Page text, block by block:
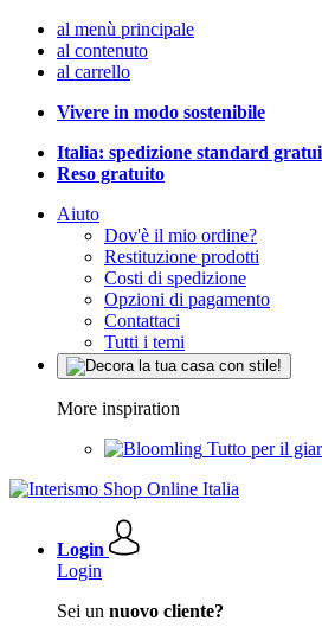
al menù principale
al contenuto
al carrello
Vivere in modo sostenibile
Italia: spedizione standard
Reso gratuito
Aiuto
Dov'è il mio ordine?
Restituzione prodotti
Costi di spedizione
Opzioni di pagamento
Contattaci
Tutti i temi
More inspiration
Tutto per il
Login
Login
Sei un nuovo cliente?